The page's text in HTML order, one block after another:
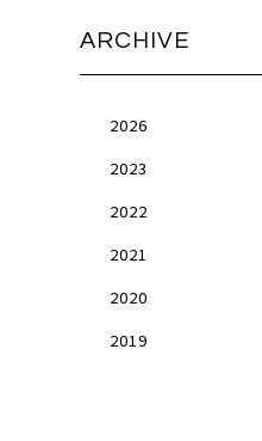
ARCHIVE
2026
2023
2022
2021
2020
2019